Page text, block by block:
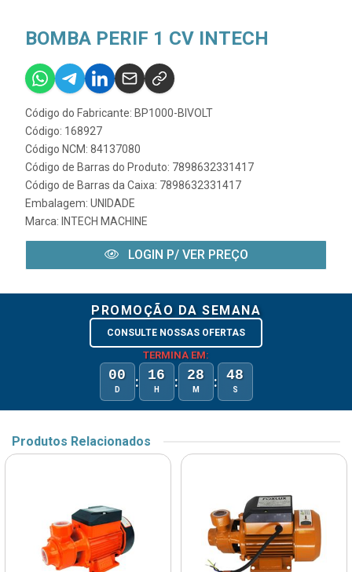
BOMBA PERIF 1 CV INTECH
Código do Fabricante: BP1000-BIVOLT
Código: 168927
Código NCM: 84137080
Código de Barras do Produto: 7898632331417
Código de Barras da Caixa: 7898632331417
Embalagem: UNIDADE
Marca: INTECH MACHINE
LOGIN P/ VER PREÇO
PROMOÇÃO DA SEMANA
CONSULTE NOSSAS OFERTAS
TERMINA EM:
00
D : 16
H : 28
M : 48
S
Produtos Relacionados